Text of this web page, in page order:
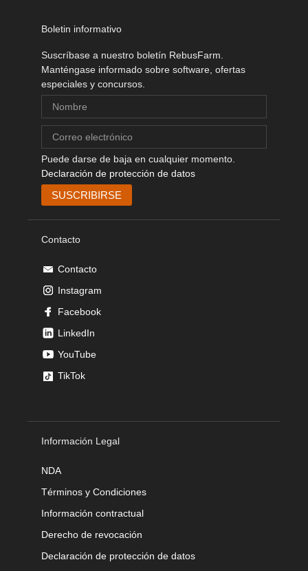
Boletin informativo
Suscríbase a nuestro boletín RebusFarm.
Manténgase informado sobre software, ofertas
especiales y concursos.
Puede darse de baja en cualquier momento.
Declaración de protección de datos
Contacto
Contacto
Instagram
Facebook
LinkedIn
YouTube
TikTok
Información Legal
NDA
Términos y Condiciones
Información contractual
Derecho de revocación
Declaración de protección de datos